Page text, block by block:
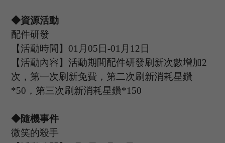
◆資源活動
配件研發
【活動時間】01 月05 日-01 月 12 日
【活動內容】活動期間配件研發刷新次數增加2
次，第一次刷新免費，第二次刷新消耗星鑽
*50 ，第三次刷新消耗星鑽*150
◆隨機事件
微笑的殺手